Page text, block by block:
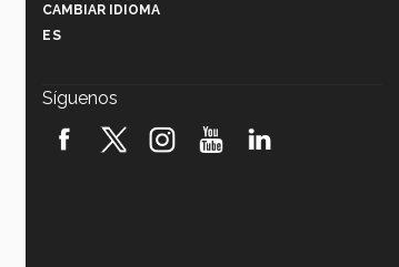
robótica FIRST 2026! (video)
CAMBIAR IDIOMA
ES
Síguenos